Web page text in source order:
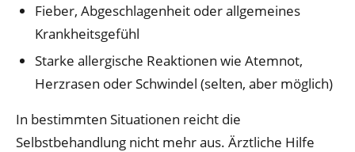
Fieber, Abgeschlagenheit oder allgemeines
Krankheitsgefühl
Starke allergische Reaktionen wie Atemnot,
Herzrasen oder Schwindel (selten, aber möglich)
In bestimmten Situationen reicht die
Selbstbehandlung nicht mehr aus. Ärztliche Hilfe